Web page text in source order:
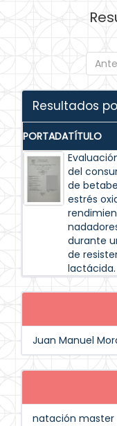
Resultados
PORTADATÍTULO
del
de
estrés
durante
de
lactácida.
Juan Manuel
natación master